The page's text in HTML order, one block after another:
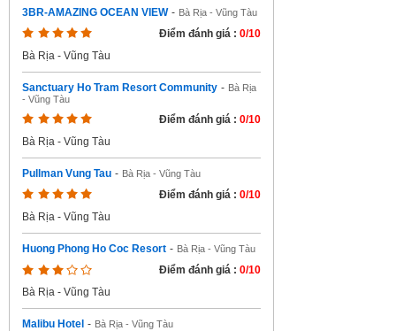
3BR-AMAZING OCEAN VIEW - Bà Rịa - Vũng Tàu
Điểm đánh giá : 0/10
Bà Rịa - Vũng Tàu
Sanctuary Ho Tram Resort Community - Bà Rịa
- Vũng Tàu
Điểm đánh giá : 0/10
Bà Rịa - Vũng Tàu
Pullman Vung Tau - Bà Rịa - Vũng Tàu
Điểm đánh giá : 0/10
Bà Rịa - Vũng Tàu
Huong Phong Ho Coc Resort - Bà Rịa - Vũng Tàu
Điểm đánh giá : 0/10
Bà Rịa - Vũng Tàu
Malibu Hotel - Bà Rịa - Vũng Tàu